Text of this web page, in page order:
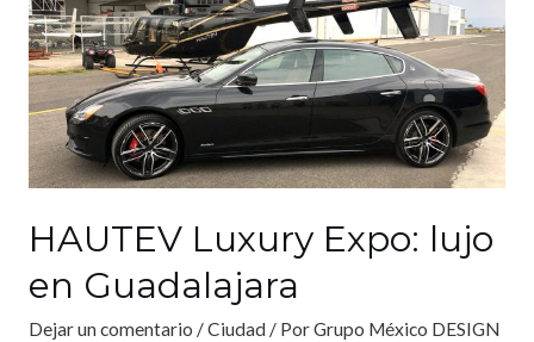
HAUTEV Luxury Expo: lujo
en Guadalajara
Dejar un comentario /Ciudad / PorGrupo México DESIGN